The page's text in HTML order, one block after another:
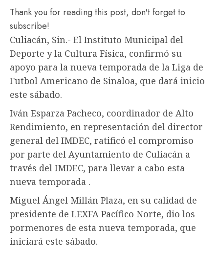
Thank you for reading this post, don't forget to
subscribe!
Culiacán, Sin.- El Instituto Municipal del
Deporte y la Cultura Física, confirmó su
apoyo para la nueva temporada de la Liga de
Futbol Americano de Sinaloa, que dará inicio
este sábado.
Iván Esparza Pacheco, coordinador de Alto
Rendimiento, en representación del director
general del IMDEC, ratificó el compromiso
por parte del Ayuntamiento de Culiacán a
través del IMDEC, para llevar a cabo esta
nueva temporada .
Miguel Ángel Millán Plaza, en su calidad de
presidente de LEXFA Pacífico Norte, dio los
pormenores de esta nueva temporada, que
iniciará este sábado.